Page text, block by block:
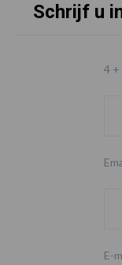
Schrijf u
4 +
E-